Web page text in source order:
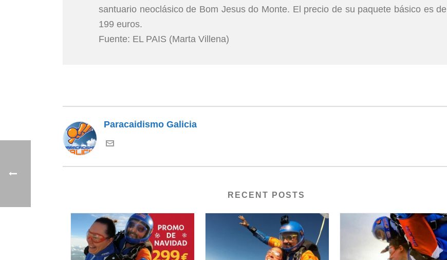
santuario neoclásico de Bom Jesus do Monte. El precio de su paquete básico es de
199 euros.
Fuente: EL PAIS (Marta Villena)
Paracaidismo Galicia
RECENT POSTS